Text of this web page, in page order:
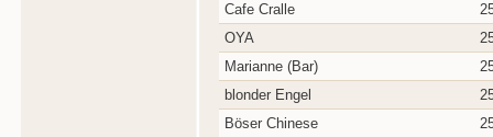
Cafe Cralle
OYA
Marianne (Bar)
blonder Engel
Böser Chinese